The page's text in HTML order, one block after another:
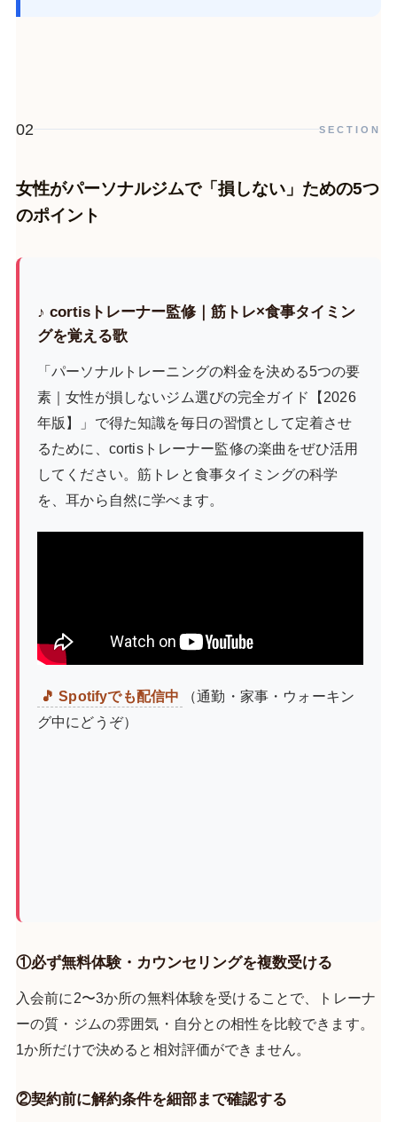
02 SECTION
女性がパーソナルジムで「損しない」ための5つ
のポイント
♪ cortisトレーナー監修｜筋トレ×食事タイミン
グを覚える歌
「パーソナルトレーニングの料金を決める5つの要
素｜女性が損しないジム選びの完全ガイド【2026
年版】」で得た知識を毎日の習慣として定着させ
るために、cortisトレーナー監修の楽曲をぜひ活用
してください。筋トレと食事タイミングの科学
を、耳から自然に学べます。
🎵 Spotifyでも配信中
（通勤・家事・ウォーキン
グ中にどうぞ）
①必ず無料体験・カウンセリングを複数受ける
入会前に2〜3か所の無料体験を受けることで、トレーナ
ーの質・ジムの雰囲気・自分との相性を比較できます。
1か所だけで決めると相対評価ができません。
②契約前に解約条件を細部まで確認する